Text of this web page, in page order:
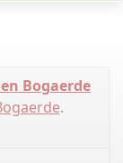
Bogaerde
.